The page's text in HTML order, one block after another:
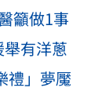
籲做1事
有洋蔥
禮」夢魘